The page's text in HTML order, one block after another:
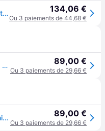
Bracelet d'activité Coros Heart Rate Monitor Bluetooth Lima 38 heures batterie optique 134,06 €
Ou 3 paiements de 44,68 €
Cardiofréquencemètre Coros Vert Citron 89,00 €
Ou 3 paiements de 29,66 €
Coros Pulsómetro Heart Rate Monitor 89,00 €
Ou 3 paiements de 29,66 €